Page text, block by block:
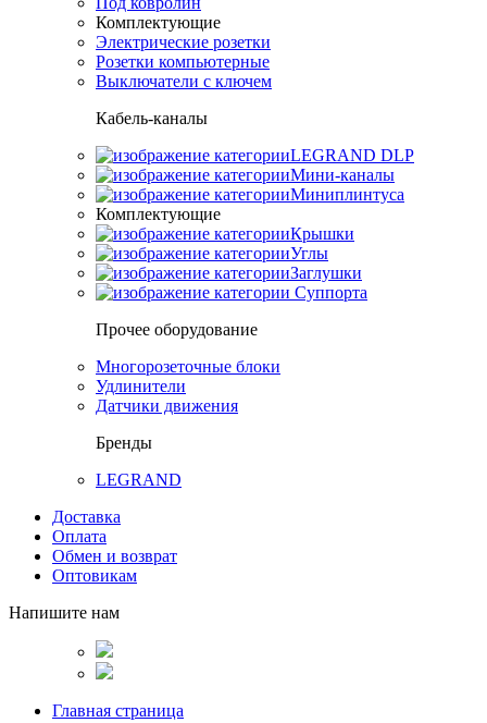
Комплектующие
Электрические розетки
Розетки компьютерные
Выключатели с ключем
Кабель-каналы
LEGRAND DLP
Мини-каналы
Миниплинтуса
Комплектующие
Крышки
Углы
Заглушки
Суппорта
Прочее оборудование
Многорозеточные блоки
Удлинители
Датчики движения
Бренды
LEGRAND
Доставка
Оплата
Обмен и возврат
Оптовикам
Напишите нам
Главная страница